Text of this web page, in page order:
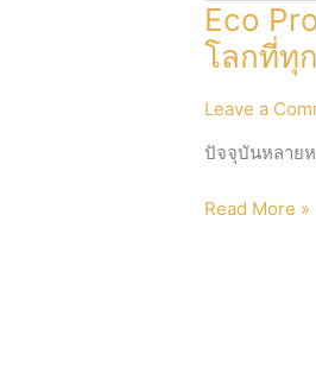
Eco
โลกที่ทุ
Leave a
ปัจจุบันหลาย
Eco
Read More »